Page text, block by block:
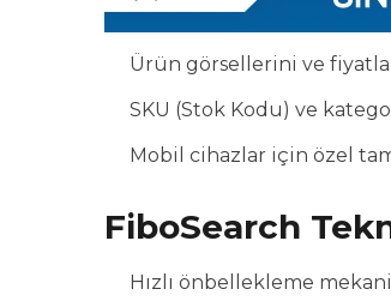
Ürün görsellerini ve
SKU (Stok Kodu) ve
Mobil cihazlar için özel
FiboSearch
Hızlı önbellekleme